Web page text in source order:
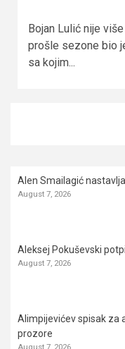
Bojan Lulić nije
prošle sezone bio
sa kojim...
Alen Smailagić
August 7, 2026
Aleksej Pokuševski
August 7, 2026
Alimpijevićev spisak za
prozore
August 7, 2026